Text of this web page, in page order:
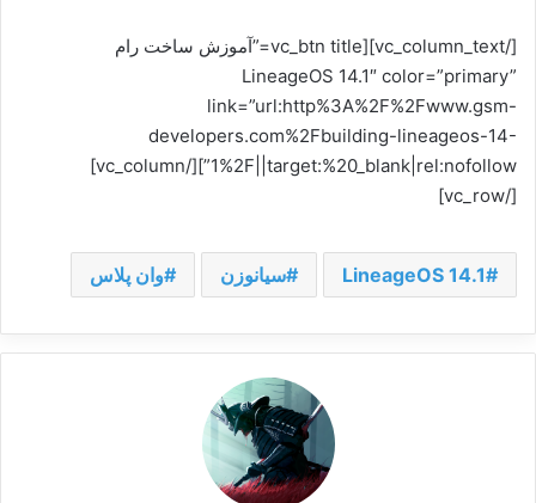
[/vc_column_text][vc_btn title=”آموزش ساخت رام
LineageOS 14.1″ color=”primary”
link=”url:http%3A%2F%2Fwww.gsm-
developers.com%2Fbuilding-lineageos-14-
1%2F||target:%20_blank|rel:nofollow”][/vc_column]
[/vc_row]
LineageOS 14.1 سیانوزن وان پلاس